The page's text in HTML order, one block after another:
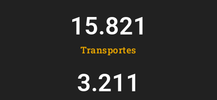
Transportes
15.821
3.211